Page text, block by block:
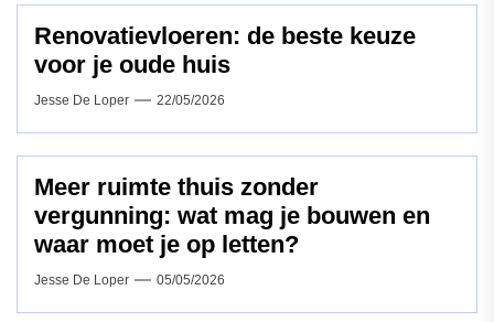
Renovatievloeren: de beste keuze
voor je oude huis
Jesse De Loper 22/05/2026
Meer ruimte thuis zonder
vergunning: wat mag je bouwen en
waar moet je op letten?
Jesse De Loper 05/05/2026